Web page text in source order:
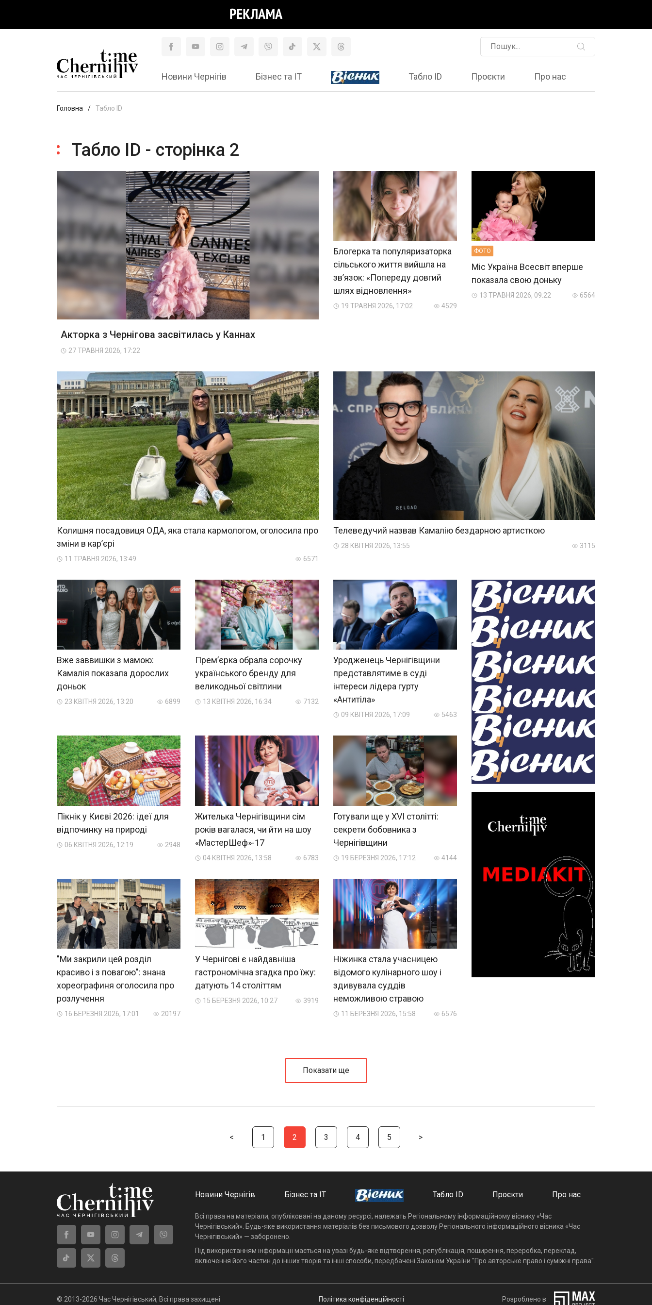
Новини Чернігів Бізнес та ІТ Табло ID Проєкти Про нас
Головна Табло ID
Табло ID - сторінка 2
Акторка з Чернігова засвітилась у Каннах
27 ТРАВНЯ 2026, 17:22
Блогерка та популяризаторка
сільського життя вийшла на
звʼязок: «Попереду довгий
шлях відновлення»
19 ТРАВНЯ 2026, 17:02 4529
ФОТО
Міс Україна Всесвіт вперше
показала свою доньку
13 ТРАВНЯ 2026, 09:22 6564
Колишня посадовиця ОДА, яка стала кармологом, оголосила про
зміни в кар’єрі
11 ТРАВНЯ 2026, 13:49 6571
Телеведучий назвав Камалію бездарною артисткою
28 КВІТНЯ 2026, 13:55 3115
Вже заввишки з мамою:
Камалія показала дорослих
доньок
23 КВІТНЯ 2026, 13:20 6899
Прем’єрка обрала сорочку
українського бренду для
великодньої світлини
13 КВІТНЯ 2026, 16:34 7132
Уродженець Чернігівщини
представлятиме в суді
інтереси лідера гурту
«Антитіла»
09 КВІТНЯ 2026, 17:09 5463
Пікнік у Києві 2026: ідеї для
відпочинку на природі
06 КВІТНЯ 2026, 12:19 2948
Жителька Чернігівщини сім
років вагалася, чи йти на шоу
«МастерШеф»-17
04 КВІТНЯ 2026, 13:58 6783
Готували ще у XVI столітті:
секрети бобовника з
Чернігівщини
19 БЕРЕЗНЯ 2026, 17:12 4144
"Ми закрили цей розділ
красиво і з повагою": знана
хореографиня оголосила про
розлучення
16 БЕРЕЗНЯ 2026, 17:01 20197
У Чернігові є найдавніша
гастрономічна згадка про їжу:
датують 14 століттям
15 БЕРЕЗНЯ 2026, 10:27 3919
Ніжинка стала учасницею
відомого кулінарного шоу і
здивувала суддів
неможливою стравою
11 БЕРЕЗНЯ 2026, 15:58 6576
Показати ще
< 1 2 3 4 5 >
Новини Чернігів Бізнес та ІТ Табло ID Проєкти Про нас
Всі права на матеріали, опубліковані на даному ресурсі, належать Регіональному інформаційному віснику «Час
Чернігівський». Будь-яке використання матеріалів без письмового дозволу Регіонального інформаційного вісника «Час
Чернігівський» — заборонено.
Під використанням інформації мається на увазі будь-яке відтворення, републікація, поширення, переробка, переклад,
включення його частин до інших творів та інші способи, передбачені Законом України "Про авторське право і суміжні права".
© 2013-2026 Час Чернігівський, Всі права захищені Політика конфіденційності Розроблено в